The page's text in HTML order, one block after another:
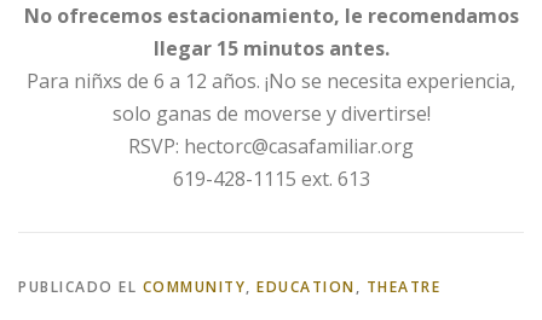
No ofrecemos estacionamiento, le recomendamos
llegar 15 minutos antes.
Para niñxs de 6 a 12 años. ¡No se necesita experiencia,
solo ganas de moverse y divertirse!
RSVP: hectorc@casafamiliar.org
619-428-1115 ext. 613
PUBLICADO EL COMMUNITY, EDUCATION, THEATRE